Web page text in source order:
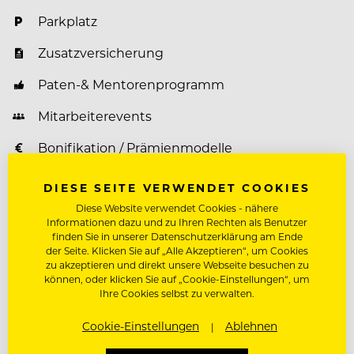
Parkplatz
Zusatzversicherung
Paten-& Mentorenprogramm
Mitarbeiterevents
Bonifikation / Prämienmodelle
Über Tauroa GmbH
Unser Ziel ist es Gastfreundschaft zu leben und
unsere Mitarbeiter:innen zu motivieren, um
anhaltende Begeisterung zu erreichen.
DIESE SEITE VERWENDET COOKIES
Diese Website verwendet Cookies - nähere
Informationen dazu und zu Ihren Rechten als Benutzer
finden Sie in unserer Datenschutzerklärung am Ende
der Seite. Klicken Sie auf „Alle Akzeptieren“, um Cookies
zu akzeptieren und direkt unsere Webseite besuchen zu
können, oder klicken Sie auf „Cookie-Einstellungen“, um
Ihre Cookies selbst zu verwalten.
Cookie-Einstellungen Ablehnen